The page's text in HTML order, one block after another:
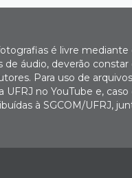
é livre mediante
áudio, deverão
Para uso de
UFRJ no YouTube e,
à SGCOM/UFRJ,